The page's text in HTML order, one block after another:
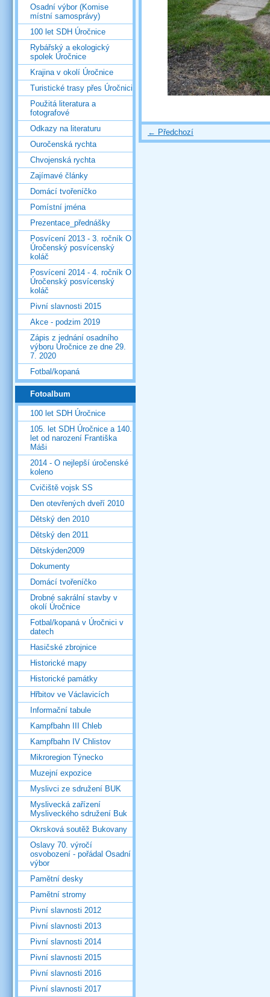
← Předchozí
Osadní výbor (Komise
místní samosprávy)
100 let SDH Úročnice
Rybářský a ekologický
spolek Úročnice
Krajina v okolí Úročnice
Turistické trasy přes Úročnici
Použitá literatura a
fotografové
Odkazy na literaturu
Ouročenská rychta
Chvojenská rychta
Zajímavé články
Domácí tvořeníčko
Pomístní jména
Prezentace_přednášky
Posvícení 2013 - 3. ročník O
Úročenský posvícenský
koláč
Posvícení 2014 - 4. ročník O
Úročenský posvícenský
koláč
Pivní slavnosti 2015
Akce - podzim 2019
Zápis z jednání osadního
výboru Úročnice ze dne 29.
7. 2020
Fotbal/kopaná
Fotoalbum
100 let SDH Úročnice
105. let SDH Úročnice a 140.
let od narození Františka
Máši
2014 - O nejlepší úročenské
koleno
Cvičiště vojsk SS
Den otevřených dveří 2010
Dětský den 2010
Dětský den 2011
Dětskýden2009
Dokumenty
Domácí tvořeníčko
Drobné sakrální stavby v
okolí Úročnice
Fotbal/kopaná v Úročnici v
datech
Hasičské zbrojnice
Historické mapy
Historické památky
Hřbitov ve Václavicích
Informační tabule
Kampfbahn III Chleb
Kampfbahn IV Chlistov
Mikroregion Týnecko
Muzejní expozice
Myslivci ze sdružení BUK
Myslivecká zařízení
Mysliveckého sdružení Buk
Okrsková soutěž Bukovany
Oslavy 70. výročí
osvobození - pořádal Osadní
výbor
Pamětní desky
Pamětní stromy
Pivní slavnosti 2012
Pivní slavnosti 2013
Pivní slavnosti 2014
Pivní slavnosti 2015
Pivní slavnosti 2016
Pivní slavnosti 2017